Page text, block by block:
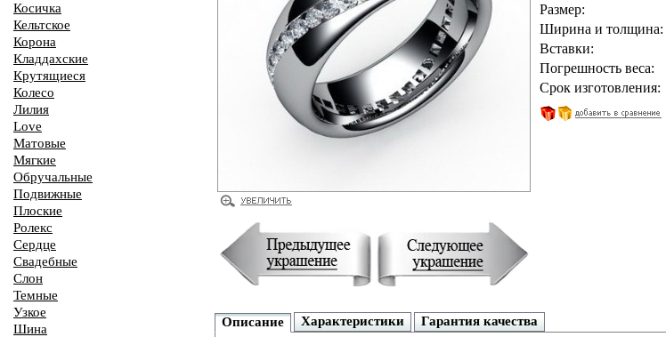
Косичка
Кельтское
Корона
Кладдахские
Крутящиеся
Колесо
Лилия
Love
Матовые
Мягкие
Обручальные
Подвижные
Плоские
Ролекс
Сердце
Свадебные
Слон
Темные
Узкое
Шина
Размер:
Ширина и толщина:
Вставки:
Погрешность веса:
Срок изготовления:
Описание Характеристики Гарантия качества